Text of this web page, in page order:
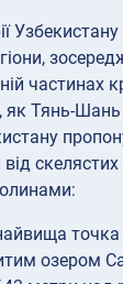
частинах
як Тянь-
скелястих
точка
озером